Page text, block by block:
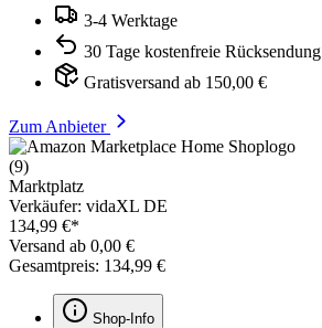
3-4 Werktage
30 Tage kostenfreie Rücksendung
Gratisversand ab 150,00 €
Zum Anbieter
(9)
Marktplatz
Verkäufer: vidaXL DE
134,99 €*
Versand ab 0,00 €
Gesamtpreis: 134,99 €
Shop-Info